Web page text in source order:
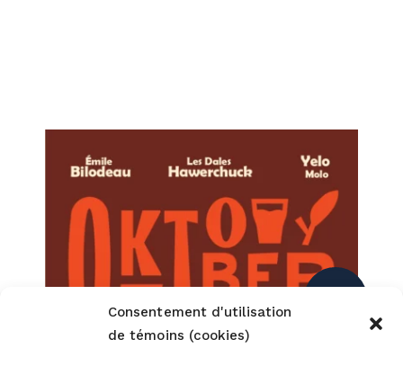
Consentement d'utilisation
de témoins (cookies)